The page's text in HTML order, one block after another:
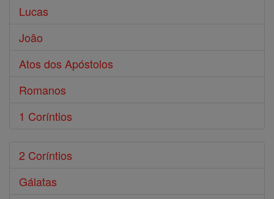
Lucas
João
Atos dos Apóstolos
Romanos
1 Coríntios
2 Coríntios
Gálatas